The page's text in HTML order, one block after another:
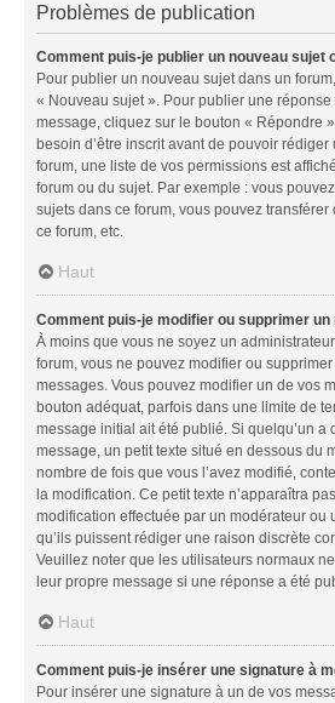
Problèmes de publication
Comment puis-je publier un nouveau sujet
Pour publier un nouveau sujet dans un
« Nouveau sujet ». Pour publier une réponse
message, cliquez sur le bouton « Répondre
besoin d’être inscrit avant de pouvoir
forum, une liste de vos permissions est
forum ou du sujet. Par exemple : vous
sujets dans ce forum, vous pouvez
ce forum, etc.
Haut
Comment puis-je modifier ou supprimer un
À moins que vous ne soyez un
forum, vous ne pouvez modifier ou
messages. Vous pouvez modifier un de vos
bouton adéquat, parfois dans une limite de
message initial ait été publié. Si quelqu’un a
message, un petit texte situé en dessous du
nombre de fois que vous l’avez modifié,
la modification. Ce petit texte n’apparaîtra pas
modification effectuée par un modérateur ou
qu’ils puissent rédiger une raison discrète
Veuillez noter que les utilisateurs normaux
leur propre message si une réponse a été
Haut
Comment puis-je insérer une signature à
Pour insérer une signature à un de vos